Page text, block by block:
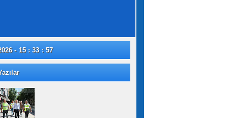
- 15 : 33 : 58